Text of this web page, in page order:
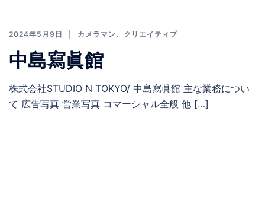
2024年5月9日 カメラマン、 クリエイティブ
中島寫眞館
株式会社STUDIO N TOKYO/ 中島寫眞館 主な業務につい
て 広告写真 営業写真 コマーシャル全般 他 […]